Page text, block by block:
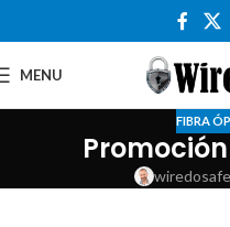
MENU
FIBRA
wiredosafe